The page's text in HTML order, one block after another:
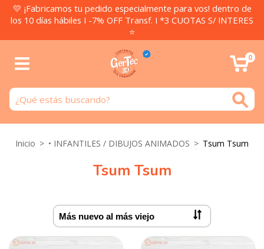
💛 ¡Fabricamos tu pedido especialmente para vos! dentro de
los 10 días hábiles I -7% OFF Transf. I *3 CUOTAS S/ INTERES
⭐
0
Inicio > • INFANTILES / DIBUJOS ANIMADOS > Tsum Tsum
Tsum Tsum